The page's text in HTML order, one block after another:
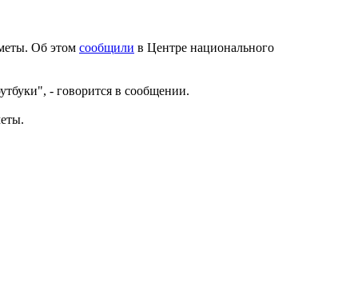
Об этом сообщили в Центре национального
- говорится в сообщении.